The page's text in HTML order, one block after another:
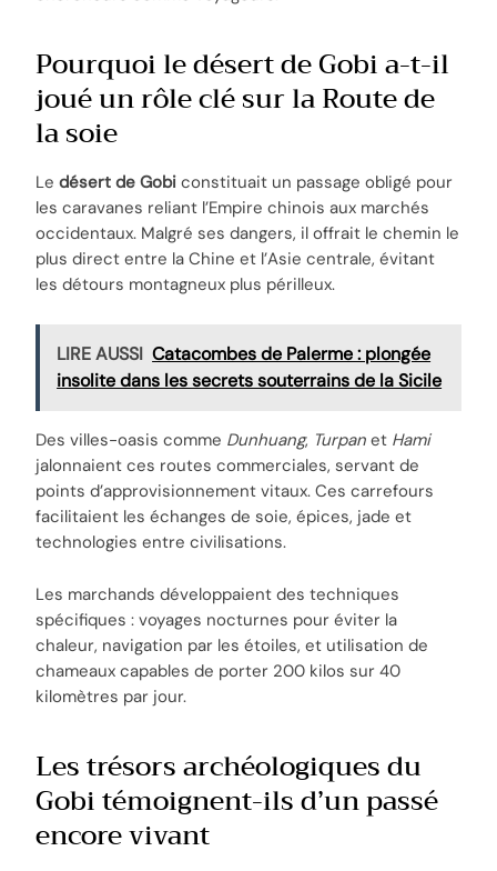
Pourquoi le désert de Gobi a-t-il
joué un rôle clé sur la Route de
la soie
Ledésert de Gobi constituait un passage obligé pour
les caravanes reliant l’Empire chinois aux marchés
occidentaux. Malgré ses dangers, il offrait le chemin le
plus direct entre la Chine et l’Asie centrale, évitant
les détours montagneux plus périlleux.
LIRE AUSSI Catacombes de Palerme : plongée
insolite dans les secrets souterrains de la Sicile
Des villes-oasis comme Dunhuang, Turpan et Hami
jalonnaient ces routes commerciales, servant de
points d’approvisionnement vitaux. Ces carrefours
facilitaient les échanges de soie, épices, jade et
technologies entre civilisations.
Les marchands développaient des techniques
spécifiques : voyages nocturnes pour éviter la
chaleur, navigation par les étoiles, et utilisation de
chameaux capables de porter 200 kilos sur 40
kilomètres par jour.
Les trésors archéologiques du
Gobi témoignent-ils d’un passé
encore vivant